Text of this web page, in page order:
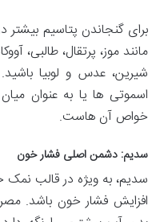
برای گنجاندن پتاسیم بیشتر
مانند موز، پرتقال، طالبی،
شیرین، عدس و لوبیا باشید.
اسموتی ها یا به عنوان
خواص آن هاست.
سدیم: دشمن اصلی فشار خون
سدیم، به ویژه در قالب نمک
افزایش فشار خون باشد.